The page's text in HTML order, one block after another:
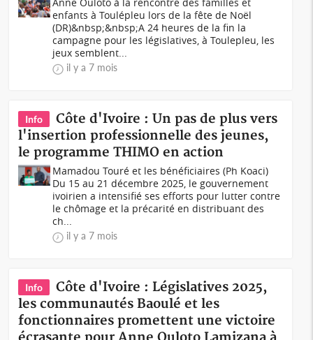
enfants à Toulépleu lors de la fête de Noël
(DR)&nbsp;&nbsp;A 24 heures de la fin la
campagne pour les législatives, à Toulepleu, les
jeux semblent...
il y a 7 mois
Info
Côte d'Ivoire : Un pas de plus vers
l'insertion professionnelle des jeunes,
le programme THIMO en action
Mamadou Touré et les bénéficiaires (Ph Koaci)
Du 15 au 21 décembre 2025, le gouvernement
ivoirien a intensifié ses efforts pour lutter contre
le chômage et la précarité en distribuant des
ch...
il y a 7 mois
Info
Côte d'Ivoire : Législatives 2025,
les communautés Baoulé et les
fonctionnaires promettent une victoire